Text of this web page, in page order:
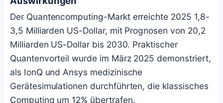
Der Quantencomputing-Markt erreichte 2025 1,8-
3,5 Milliarden US-Dollar, mit Prognosen von 20,2
Milliarden US-Dollar bis 2030. Praktischer
Quantenvorteil wurde im März 2025 demonstriert,
als IonQ und Ansys medizinische
Gerätesimulationen durchführten, die klassisches
Computing um 12% übertrafen.